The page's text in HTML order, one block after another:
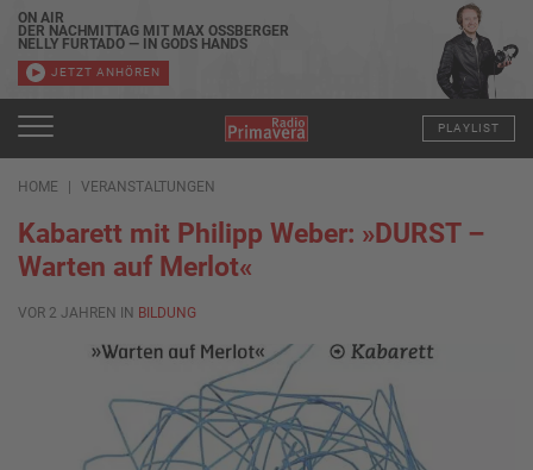
ON AIR
DER NACHMITTAG MIT MAX OSSBERGER
NELLY FURTADO — IN GODS HANDS
JETZT ANHÖREN
PLAYLIST
HOME VERANSTALTUNGEN
Kabarett mit Philipp Weber: »DURST –
Warten auf Merlot«
VOR 2 JAHREN IN BILDUNG